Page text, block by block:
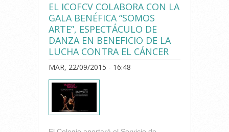
COLEGIAL
EL ICOFCV COLABORA CON LA
GALA BENÉFICA “SOMOS
ARTE”, ESPECTÁCULO DE
DANZA EN BENEFICIO DE LA
LUCHA CONTRA EL CÁNCER
MAR, 22/09/2015 - 16:48